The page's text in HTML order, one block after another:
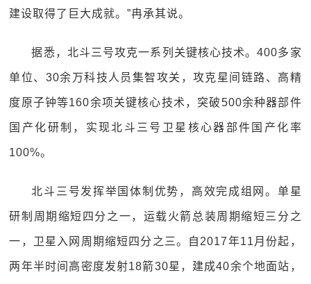
建设取得了巨大成就。”冉承其说。
据悉，北斗三号攻克一系列关键核心技术。400多家
单位、30余万科技人员集智攻关，攻克星间链路、高精
度原子钟等160余项关键核心技术，突破500余种器部件
国产化研制，实现北斗三号卫星核心器部件国产化率
100%。
北斗三号发挥举国体制优势，高效完成组网。单星
研制周期缩短四分之一，运载火箭总装周期缩短三分之
一，卫星入网周期缩短四分之三。自2017年11月份起，
两年半时间高密度发射18箭30星，建成40余个地面站，